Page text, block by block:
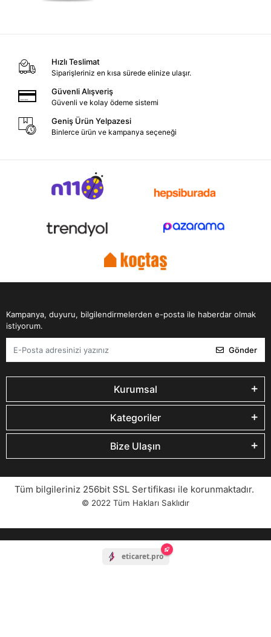
Hızlı Teslimat
Siparişleriniz en kısa sürede elinize ulaşır.
Güvenli Alışveriş
Güvenli ve kolay ödeme sistemi
Geniş Ürün Yelpazesi
Binlerce ürün ve kampanya seçeneği
Kampanya, duyuru, bilgilendirmelerden e-posta ile haberdar olmak
istiyorum.
Gönder
Kurumsal
Kategoriler
Bize Ulaşın
Tüm bilgileriniz 256bit SSL Sertifikası ile korunmaktadır.
© 2022 Tüm Hakları Saklıdır
eticaret.pro